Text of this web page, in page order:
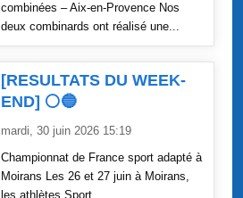
combinées – Aix-en-Provence Nos
deux combinards ont réalisé une...
[RESULTATS DU WEEK-
END] ⚪🔵
mardi, 30 juin 2026 15:19
Championnat de France sport adapté à
Moirans Les 26 et 27 juin à Moirans,
les athlètes Sport...